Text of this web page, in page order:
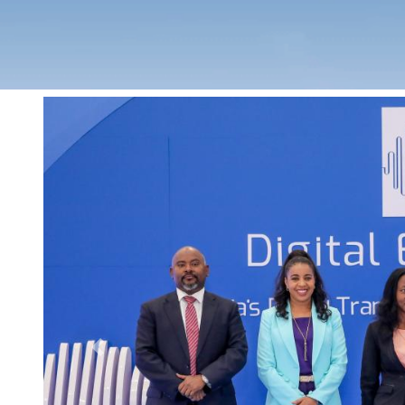
Previous